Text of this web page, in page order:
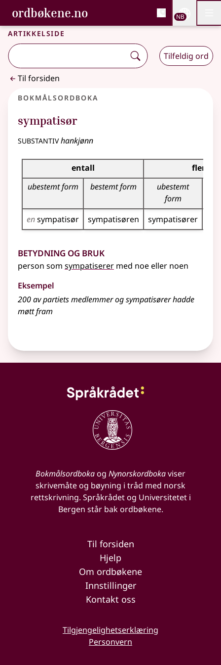
Gå til hovedinnhold
Tilgjengelighet
ordbøkene.no, Bokmålsordboka og
Bokmålsordboka og Nynorskordboka
NB
Artikkelside
Tilfeldig ord
Til forsiden
Bokmålsordboka
sympatisør
substantivhankjønn
Bøyingstabell for dette substantivet
entall
flertall
ubestemt form
bestemt form
ubestemt
form
ensympatisør sympatisøren sympatisører
Betydning og bruk
person som sympatiserer med noe eller noen
Eksempel
200 av partiets medlemmer ogsympatisørerhadde
møtt fram
Bokmålsordbokaog Nynorskordbokaviser
skrivemåte og bøyning i tråd med norsk
rettskrivning. Språkrådet og Universitetet i
Bergen står bak ordbøkene.
Til forsiden
Hjelp
Om ordbøkene
Innstillinger
Kontakt oss
Tilgjengelighetserklæring
Personvern